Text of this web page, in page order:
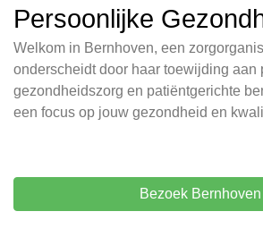
Persoonlijke
Welkom in Bernhoven, een
onderscheidt door haar toewijding aan
gezondheidszorg en patiëntgerichte
een focus op jouw gezondheid en
Bezoek Bernhoven